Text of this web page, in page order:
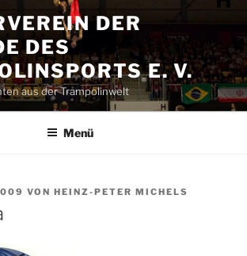
DER
DES
E. V.
aus der Trampolinwelt
Menü
VON HEINZ-PETER MICHELS